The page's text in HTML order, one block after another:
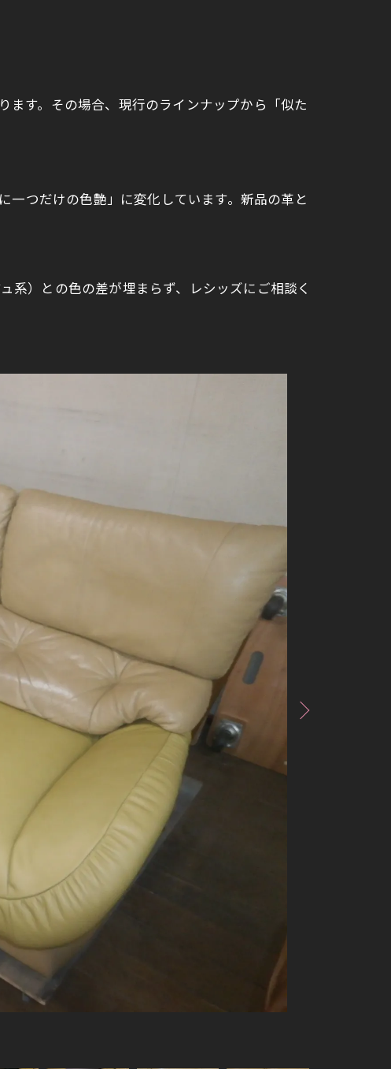
す。その場合、現行のラインナップから「似た
一つだけの色艶」に変化しています。新品の革と
系）との色の差が埋まらず、レシッズにご相談く